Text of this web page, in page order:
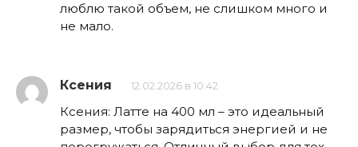
люблю такой объем, не слишком много и
не мало.
Ксения 12.02.2026 в 10:42
Ксения: Латте на 400 мл – это идеальный
размер, чтобы зарядиться энергией и не